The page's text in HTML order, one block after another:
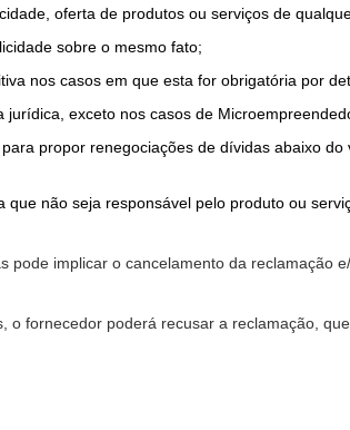
oferta de produtos ou serviços de
sobre o mesmo fato;
nos casos em que esta for obrigatória por
exceto nos casos de
propor renegociações de dívidas abaixo
que não seja responsável pelo produto ou
pode implicar o cancelamento da
o fornecedor poderá recusar a reclamação,